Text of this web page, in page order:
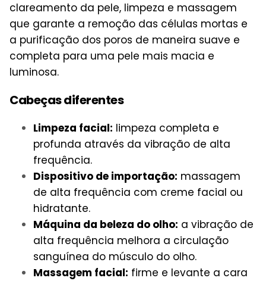
clareamento da pele, limpeza e massagem
que garante a remoção das células mortas e
a purificação dos poros de maneira suave e
completa para uma pele mais macia e
luminosa.
Cabeças diferentes
Limpeza facial: limpeza completa e
profunda através da vibração de alta
frequência.
Dispositivo de importação: massagem
de alta frequência com creme facial ou
hidratante.
Máquina da beleza do olho: a vibração de
alta frequência melhora a circulação
sanguínea do músculo do olho.
Massagem facial: firme e levante a cara